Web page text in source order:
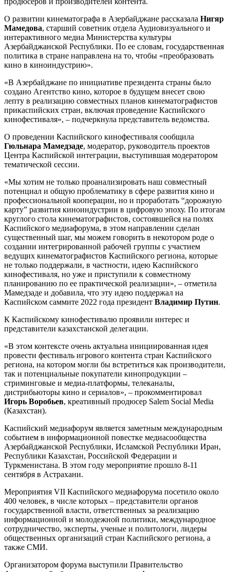
О развитии кинематографа в Азербайджане рассказала Нигяр
Мамедова, старший советник отдела Аудиовизуального и
интерактивного медиа Министерства культуры
Азербайджанской Республики. По ее словам, государственная
политика в стране направлена на то, чтобы «преобразовать
кино в киноиндустрию».
«В Азербайджане по инициативе президента страны было
создано Агентство кино, которое в будущем внесет свою
лепту в реализацию совместных планов кинематографистов
прикаспийских стран, включая проведение Каспийского
кинофестиваля», – подчеркнула представитель ведомства.
О проведении Каспийского кинофестиваля сообщила
Гюльнара Мамедзаде, модератор, руководитель проектов
Центра Каспийской интеграции, выступившая модератором
тематической сессии.
«Мы хотим не только проанализировать наш совместный
потенциал и общую проблематику в сфере развития кино и
профессиональной кооперации, но и проработать “дорожную
карту” развития киноиндустрии в цифровую эпоху. По итогам
круглого стола кинематографистов, состоявшейся на полях
Каспийского медиафорума, в этом направлении сделан
существенный шаг, мы можем говорить в некотором роде о
создании интегрированной рабочей группы с участием
ведущих кинематографистов Каспийского региона, которые
не только поддержали, в частности, идею Каспийского
кинофестиваля, но уже и приступили к совместному
планированию по ее практической реализации», – отметила
Мамедзаде и добавила, что эту идею поддержал на
Каспийском саммите 2022 года президент Владимир Путин.
К Каспийскому кинофестивалю проявили интерес и
представители казахстанской делегации.
«В этом контексте очень актуальна инициированная идея
провести фестиваль игрового контента стран Каспийского
региона, на котором могли бы встретиться как производители,
так и потенциальные покупатели кинопродукции –
стриминговые и медиа-платформы, телеканалы,
дистрибьюторы кино и сериалов», – прокомментировал
Игорь Воробьев, креативный продюсер Salem Social Media
(Казахстан).
Каспийский медиафорум является заметным международным
событием в информационной повестке медиасообщества
Азербайджанской Республики, Исламской Республики Иран,
Республики Казахстан, Российской Федерации и
Туркменистана. В этом году мероприятие прошло 8-11
сентября в Астрахани.
Мероприятия VII Каспийского медиафорума посетило около
400 человек, в числе которых – представители органов
государственной власти, ответственных за реализацию
информационной и молодежной политики, международное
сотрудничество, эксперты, ученые и политологи, лидеры
общественных организаций стран Каспийского региона, а
также СМИ.
Организатором форума выступили Правительство